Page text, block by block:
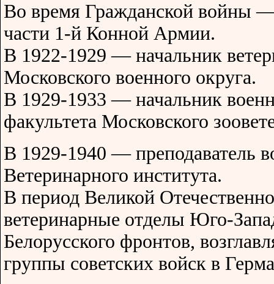
Во время Гражданской войны
части 1-й Конной Армии.
В 1922-1929 — начальник
Московского военного округа.
В 1929-1933 — начальник
факультета Московского
В 1929-1940 — преподаватель
Ветеринарного института.
В период Великой
ветеринарные отделы Юго-
Белорусского фронтов,
группы советских войск в